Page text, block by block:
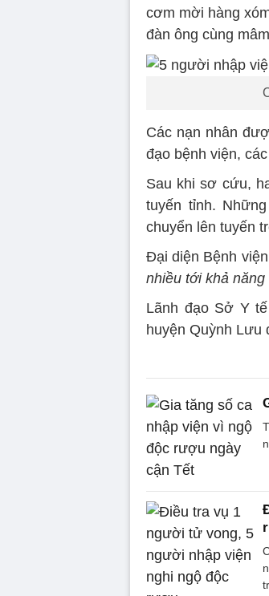
cơm mời hàng
đàn ông cùng
Các nạn nhân
đạo bệnh viện,
Sau khi sơ cứu,
tuyến tỉnh.
chuyển lên tuyến
Đại diện Bệnh
nhiều tới khả năng
Lãnh đạo Sở Y
huyện Quỳnh Lưu